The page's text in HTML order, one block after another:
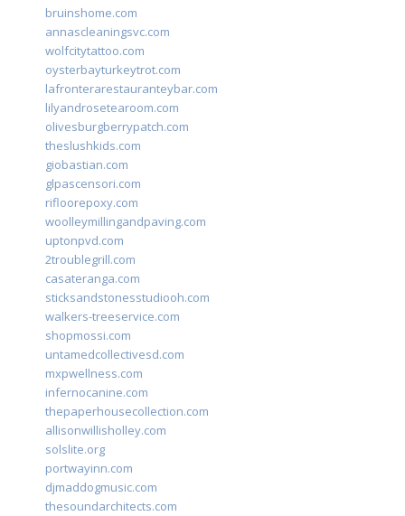
bruinshome.com
annascleaningsvc.com
wolfcitytattoo.com
oysterbayturkeytrot.com
lafronterarestauranteybar.com
lilyandrosetearoom.com
olivesburgberrypatch.com
theslushkids.com
giobastian.com
glpascensori.com
rifloorepoxy.com
woolleymillingandpaving.com
uptonpvd.com
2troublegrill.com
casateranga.com
sticksandstonesstudiooh.com
walkers-treeservice.com
shopmossi.com
untamedcollectivesd.com
mxpwellness.com
infernocanine.com
thepaperhousecollection.com
allisonwillisholley.com
solslite.org
portwayinn.com
djmaddogmusic.com
thesoundarchitects.com